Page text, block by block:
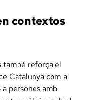
contextos
també reforça el
Catalunya com a
persones amb